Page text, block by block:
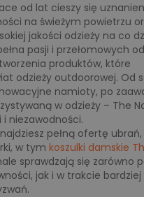
od lat cieszy się
na świeżym powietrzu
jakości odzieży na co
pasji i przełomowych
produktów, które
odzieży outdoorowej. Od
namioty, po
w odzieży – The
niezawodności.
pełną ofertę
w tym koszulki damskie
sprawdzają się zarówno
jak i w trakcie bardziej